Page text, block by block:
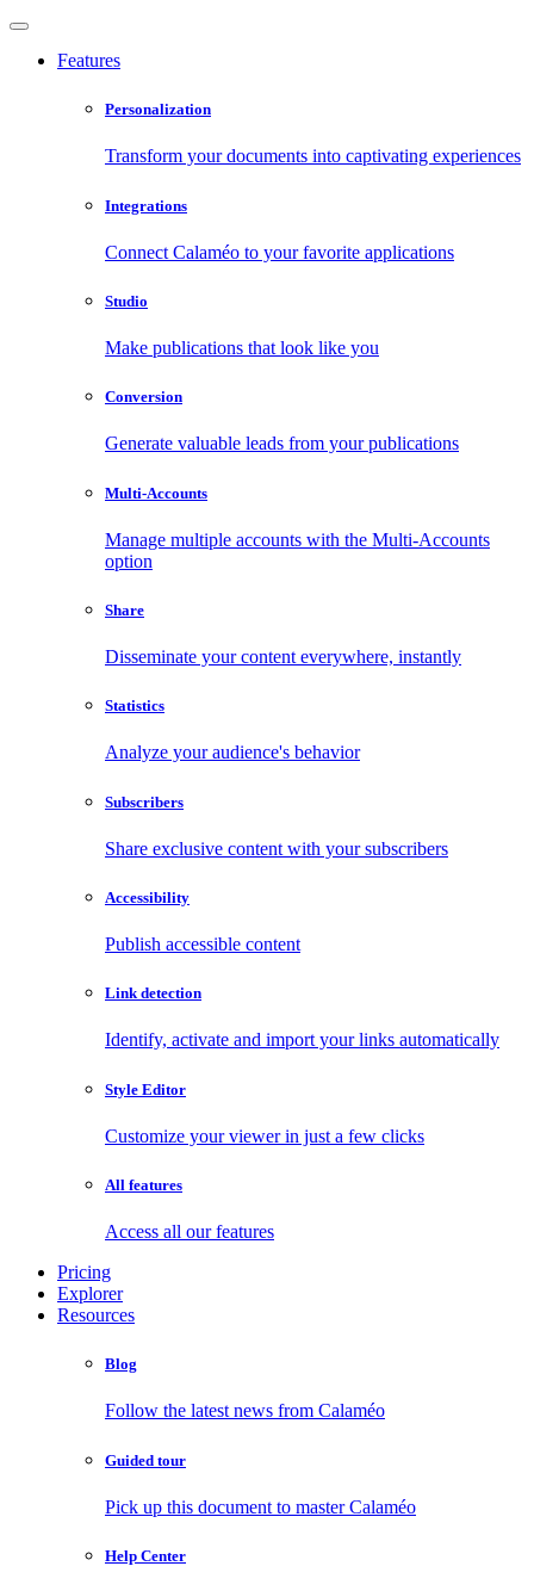
Features
Personalization
Transform your documents into captivating experiences
Integrations
Connect Calaméo to your favorite applications
Studio
Make publications that look like you
Conversion
Generate valuable leads from your publications
Multi-Accounts
Manage multiple accounts with the Multi-Accounts
option
Share
Disseminate your content everywhere, instantly
Statistics
Analyze your audience's behavior
Subscribers
Share exclusive content with your subscribers
Accessibility
Publish accessible content
Link detection
Identify, activate and import your links automatically
Style Editor
Customize your viewer in just a few clicks
All features
Access all our features
Pricing
Explorer
Resources
Blog
Follow the latest news from Calaméo
Guided tour
Pick up this document to master Calaméo
Help Center